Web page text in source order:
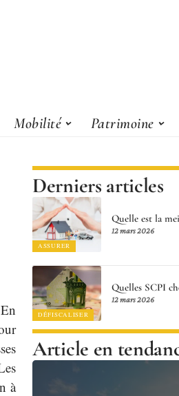
Mobilité Patrimoine
à
Derniers articles
ASSURER
Quelle est la
12 mars 2026
DÉFISCALISER
Quelles SCPI
12 mars 2026
Article en